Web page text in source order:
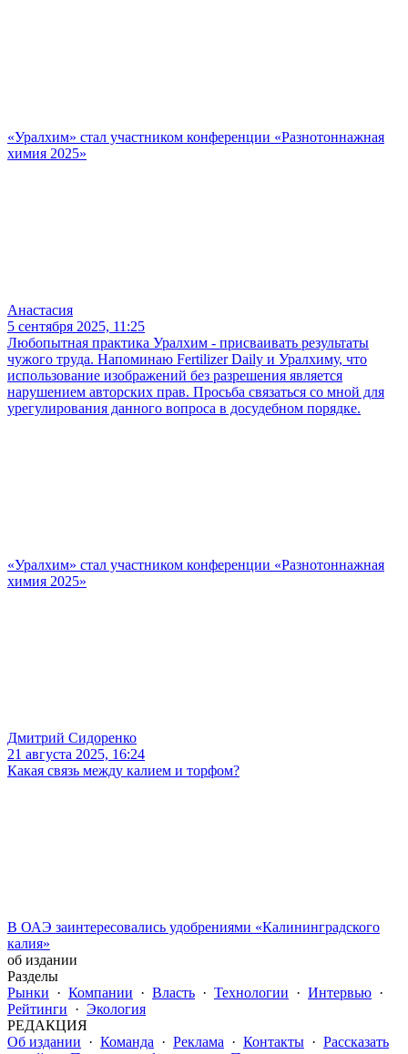
«Уралхим» стал участником конференции «Разнотоннажная
химия 2025»
Анастасия
5 сентября 2025, 11:25
Любопытная практика Уралхим - присваивать результаты
чужого труда. Напоминаю Fertilizer Daily и Уралхиму, что
использование изображений без разрешения является
нарушением авторских прав. Просьба связаться со мной для
урегулирования данного вопроса в досудебном порядке.
«Уралхим» стал участником конференции «Разнотоннажная
химия 2025»
Дмитрий Сидоренко
21 августа 2025, 16:24
Какая связь между калием и торфом?
В ОАЭ заинтересовались удобрениями «Калининградского
калия»
об издании
Разделы
Рынки · Компании · Власть · Технологии · Интервью ·
Рейтинги · Экология
РЕДАКЦИЯ
Об издании · Команда · Реклама · Контакты · Рассказать